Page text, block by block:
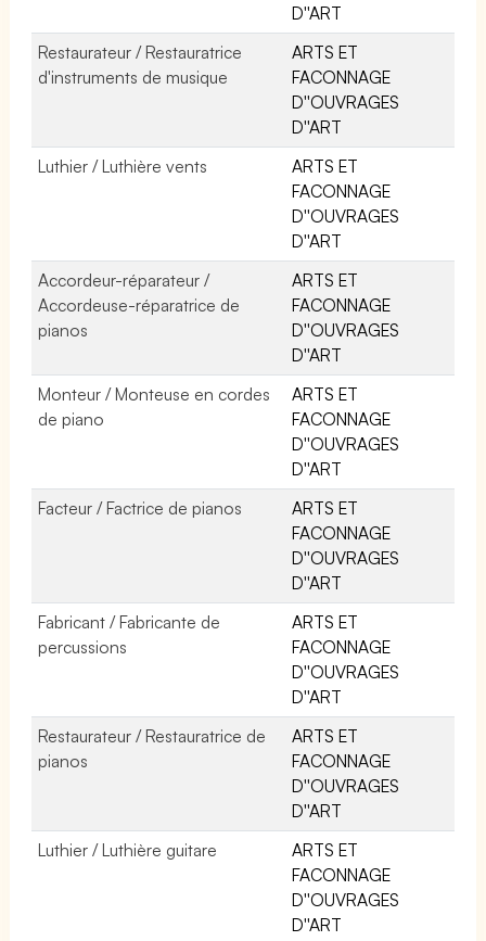
D''ART
Restaurateur / Restauratrice
d'instruments de musique
ARTS ET
FACONNAGE
D''OUVRAGES
D''ART
Luthier / Luthière vents
ARTS ET
FACONNAGE
D''OUVRAGES
D''ART
Accordeur-réparateur /
Accordeuse-réparatrice de
pianos
ARTS ET
FACONNAGE
D''OUVRAGES
D''ART
Monteur / Monteuse en cordes
de piano
ARTS ET
FACONNAGE
D''OUVRAGES
D''ART
Facteur / Factrice de pianos
ARTS ET
FACONNAGE
D''OUVRAGES
D''ART
Fabricant / Fabricante de
percussions
ARTS ET
FACONNAGE
D''OUVRAGES
D''ART
Restaurateur / Restauratrice de
pianos
ARTS ET
FACONNAGE
D''OUVRAGES
D''ART
Luthier / Luthière guitare
ARTS ET
FACONNAGE
D''OUVRAGES
D''ART